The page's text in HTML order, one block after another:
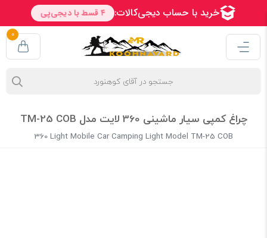
0
چراغ کمپی سیار ماشینی 360 لایت مدل TM-25 COB
360 Light Mobile Car Camping Light Model TM-25 COB